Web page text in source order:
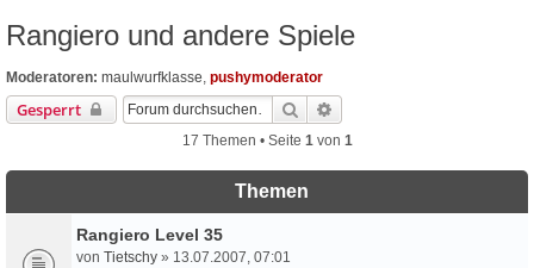
Rangiero und andere Spiele
Moderatoren: maulwurfklasse, pushymoderator
Gesperrt Suche
17 Themen • Seite 1von 1
Themen
Rangiero Level 35
von Tietschy » 13.07.2007, 07:01